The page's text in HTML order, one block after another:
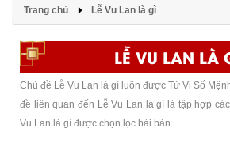
Trang chủ Lễ Vu Lan là gì
LỄ VU LAN LÀ
Chủ đề Lễ Vu Lan là gì luôn được Tử Vi Số
đề liên quan đến Lễ Vu Lan là gì là tập hợp
Vu Lan là gì được chọn lọc bài bản.